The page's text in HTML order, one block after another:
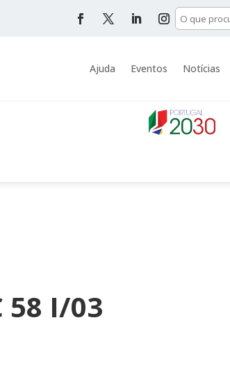
Ajuda Eventos Notícias
58 I/03